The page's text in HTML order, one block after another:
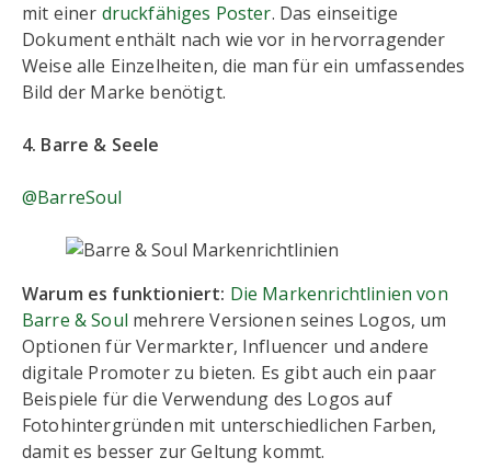
mit einer druckfähiges Poster. Das einseitige
Dokument enthält nach wie vor in hervorragender
Weise alle Einzelheiten, die man für ein umfassendes
Bild der Marke benötigt.
4. Barre & Seele
@BarreSoul
Warum es funktioniert: Die Markenrichtlinien von
Barre & Soul mehrere Versionen seines Logos, um
Optionen für Vermarkter, Influencer und andere
digitale Promoter zu bieten. Es gibt auch ein paar
Beispiele für die Verwendung des Logos auf
Fotohintergründen mit unterschiedlichen Farben,
damit es besser zur Geltung kommt.